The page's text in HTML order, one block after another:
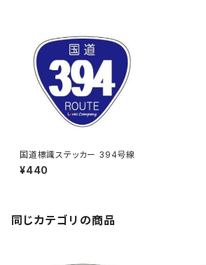
国道標識ステッカー 394号線
¥440
同じカテゴリの商品